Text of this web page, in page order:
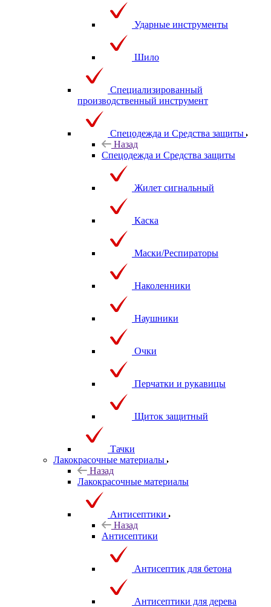
Ударные инструменты
Шило
Специализированный
производственный инструмент
Спецодежда и Средства защиты
Назад
Спецодежда и Средства защиты
Жилет сигнальный
Каска
Маски/Респираторы
Наколенники
Наушники
Очки
Перчатки и рукавицы
Щиток защитный
Тачки
Лакокрасочные материалы
Назад
Лакокрасочные материалы
Антисептики
Назад
Антисептики
Антисептик для бетона
Антисептики для дерева